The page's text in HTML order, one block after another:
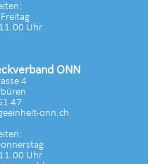
Uhr
ONN
4
47
onn.ch
Uhr